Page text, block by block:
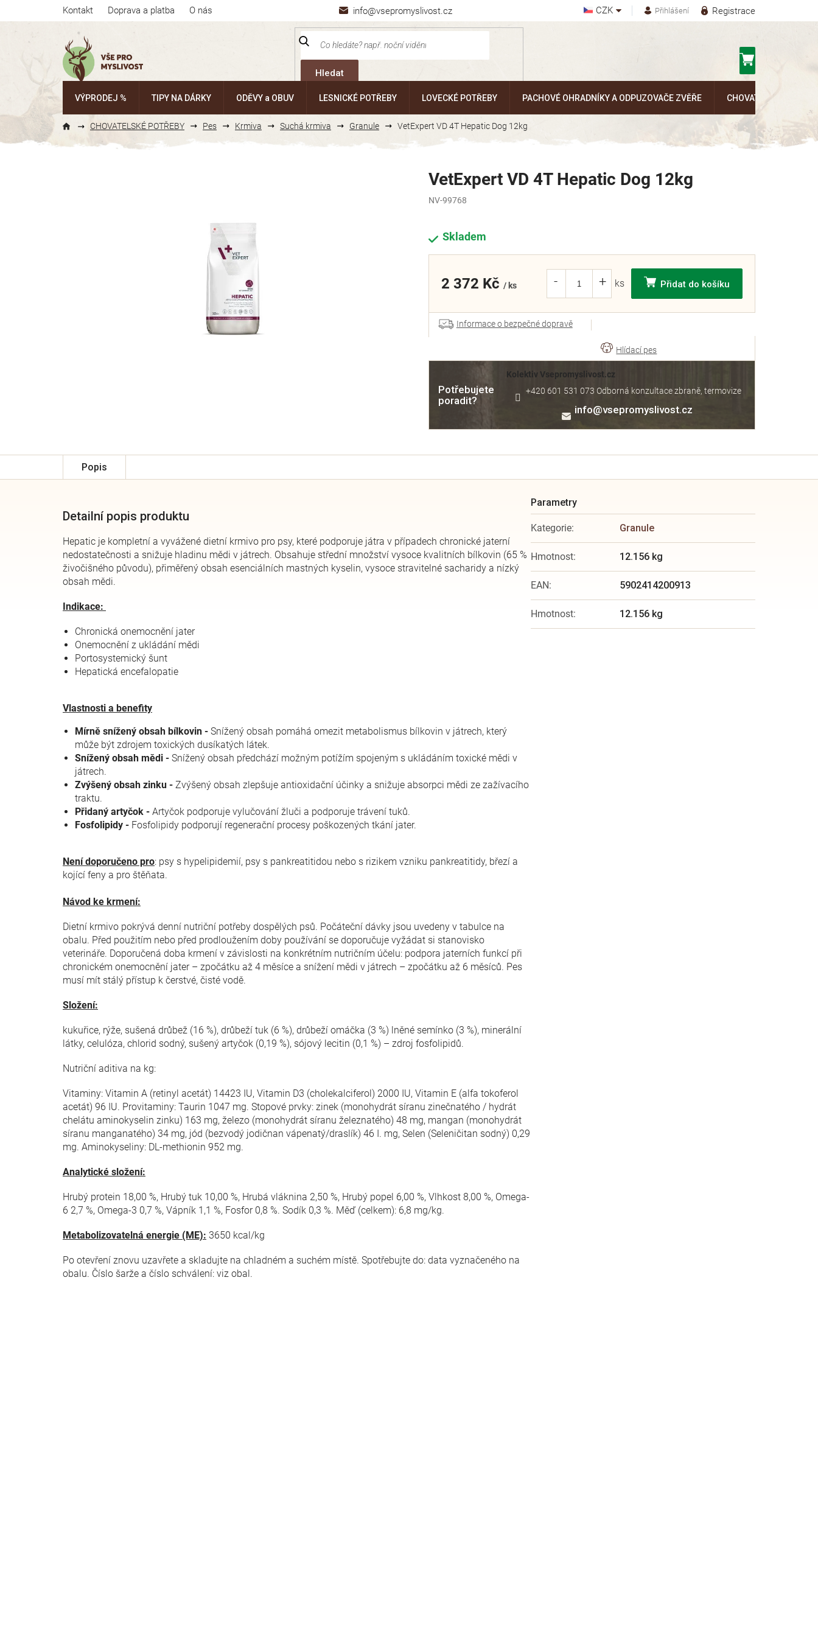
info@vsepromyslivost.cz
Kontakt Doprava a platba O nás CZK Registrace
Přihlášení
Hledat
VÝPRODEJ % TIPY NA DÁRKY ODĚVY a OBUV LESNICKÉ POTŘEBY LOVECKÉ POTŘEBY PACHOVÉ OHRADNÍKY A ODPUZOVAČE ZVĚŘE CHOVATELSKÉ
CHOVATELSKÉ POTŘEBY Pes Krmiva Suchá krmiva Granule VetExpert VD 4T Hepatic Dog 12kg
Skladem
2 372 Kč / ks Přidat do košíku
VetExpert VD 4T Hepatic Dog 12kg
NV-99768
Informace o bezpečné dopravě
Potřebujete
poradit?
Kolektiv Vsepromyslivost.cz
info@vsepromyslivost.cz
+420 601 531 073 Odborná konzultace zbraně, termovize
Popis
Detailní popis produktu
Hepatic je kompletní a vyvážené dietní krmivo pro psy, které podporuje játra v případech chronické jaterní
nedostatečnosti a snižuje hladinu mědi v játrech. Obsahuje střední množství vysoce kvalitních bílkovin (65 %
živočišného původu), přiměřený obsah esenciálních mastných kyselin, vysoce stravitelné sacharidy a nízký
obsah mědi.
Indikace:
Chronická onemocnění jater
Onemocnění z ukládání mědi
Portosystemický šunt
Hepatická encefalopatie
Vlastnosti a benefity
Mírně snížený obsah bílkovin - Snížený obsah pomáhá omezit metabolismus bílkovin v játrech, který
může být zdrojem toxických dusíkatých látek.
Snížený obsah mědi - Snížený obsah předchází možným potížím spojeným s ukládáním toxické mědi v
játrech.
Zvýšený obsah zinku - Zvýšený obsah zlepšuje antioxidační účinky a snižuje absorpci mědi ze zažívacího
traktu.
Přidaný artyčok - Artyčok podporuje vylučování žluči a podporuje trávení tuků.
Fosfolipidy - Fosfolipidy podporují regenerační procesy poškozených tkání jater.
Není doporučeno pro: psy s hypelipidemií, psy s pankreatitidou nebo s rizikem vzniku pankreatitidy, březí a
kojící feny a pro štěňata.
Návod ke krmení:
Dietní krmivo pokrývá denní nutriční potřeby dospělých psů. Počáteční dávky jsou uvedeny v tabulce na
obalu. Před použitím nebo před prodloužením doby používání se doporučuje vyžádat si stanovisko
veterináře. Doporučená doba krmení v závislosti na konkrétním nutričním účelu: podpora jaterních funkcí při
chronickém onemocnění jater – zpočátku až 4 měsíce a snížení mědi v játrech – zpočátku až 6 měsíců. Pes
musí mít stálý přístup k čerstvé, čisté vodě.
Složení:
kukuřice, rýže, sušená drůbež (16 %), drůbeží tuk (6 %), drůbeží omáčka (3 %) lněné semínko (3 %), minerální
látky, celulóza, chlorid sodný, sušený artyčok (0,19 %), sójový lecitin (0,1 %) – zdroj fosfolipidů.
Nutriční aditiva na kg:
Vitaminy: Vitamin A (retinyl acetát) 14423 IU, Vitamin D3 (cholekalciferol) 2000 IU, Vitamin E (alfa tokoferol
acetát) 96 IU. Provitaminy: Taurin 1047 mg. Stopové prvky: zinek (monohydrát síranu zinečnatého / hydrát
chelátu aminokyselin zinku) 163 mg, železo (monohydrát síranu železnatého) 48 mg, mangan (monohydrát
síranu manganatého) 34 mg, jód (bezvodý jodičnan vápenatý/draslík) 46 I. mg, Selen (Seleničitan sodný) 0,29
mg. Aminokyseliny: DL-methionin 952 mg.
Analytické složení:
Hrubý protein 18,00 %, Hrubý tuk 10,00 %, Hrubá vláknina 2,50 %, Hrubý popel 6,00 %, Vlhkost 8,00 %, Omega-
6 2,7 %, Omega-3 0,7 %, Vápník 1,1 %, Fosfor 0,8 %. Sodík 0,3 %. Měď (celkem): 6,8 mg/kg.
Metabolizovatelná energie (ME): 3650 kcal/kg
Po otevření znovu uzavřete a skladujte na chladném a suchém místě. Spotřebujte do: data vyznačeného na
obalu. Číslo šarže a číslo schválení: viz obal.
Kategorie: Granule
Hmotnost: 12.156 kg
EAN: 5902414200913
Hmotnost: 12.156 kg